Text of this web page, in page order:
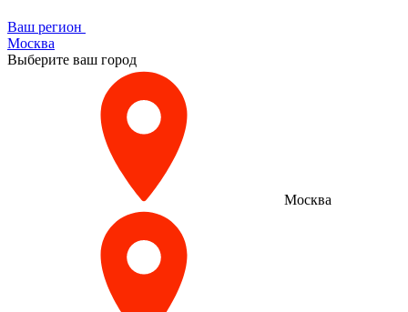
Ваш регион
Москва
Выберите ваш город
Москва